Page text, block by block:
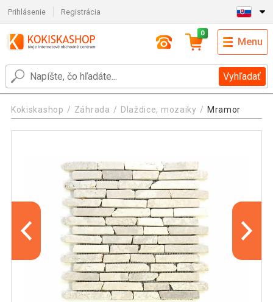
Prihlásenie Registrácia
Vyhľadať
0
Menu
Kokiskashop Záhrada Dlaždice, mozaiky Mramor